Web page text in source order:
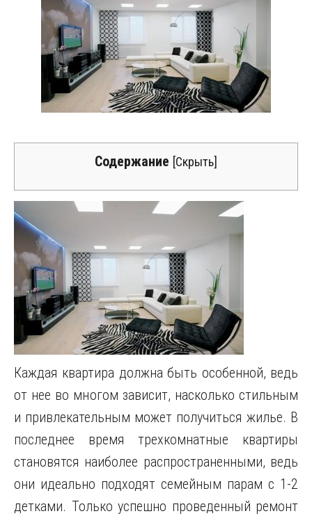
Содержание [Скрыть]
Каждая квартира должна быть особенной, ведь
от нее во многом зависит, насколько стильным
и привлекательным может получиться жилье. В
последнее время трехкомнатные квартиры
становятся наиболее распространенными, ведь
они идеально подходят семейным парам с 1-2
детками. Только успешно проведенный ремонт